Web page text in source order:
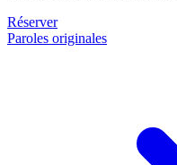
Réserver
Paroles originales